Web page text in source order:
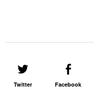
Twitter Facebook